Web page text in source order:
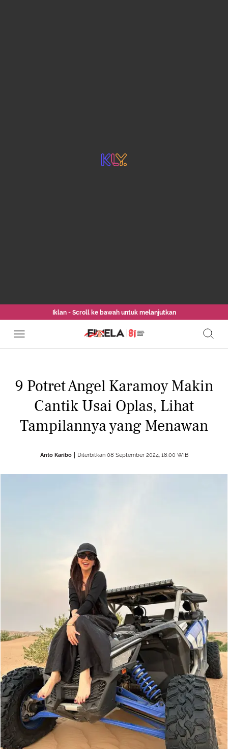
Iklan - Scroll ke bawah untuk melanjutkan
9 Potret Angel Karamoy Makin
Cantik Usai Oplas, Lihat
Tampilannya yang Menawan
Anto Karibo Diterbitkan 08 September 2024, 18:00 WIB